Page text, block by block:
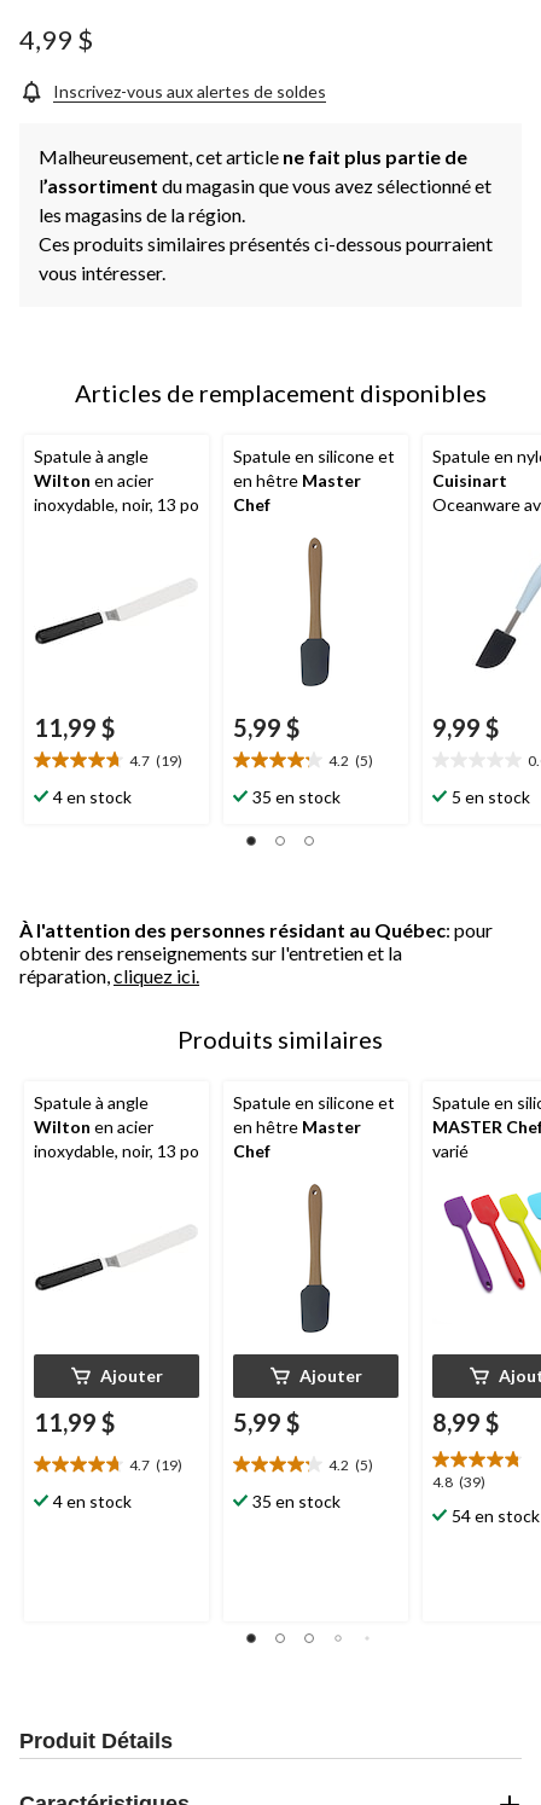
page.
4,99 $
Inscrivez-vous aux alertes de soldes
Malheureusement, cet article ne fait plus partie de
l’assortiment du magasin que vous avez sélectionné et
les magasins de la région.
Ces produits similaires présentés ci-dessous pourraient
vous intéresser.
Articles de remplacement disponibles
Spatule à angle
Wilton en acier
inoxydable, noir, 13 po
11,99 $
4.7 (19)
4.7
étoile(s)
4 en stock
Spatule en silicone et
en hêtre Master
Chef
5,99 $
4.2 (5)
4.2
étoile(s)
5.
35 en stock
Spatule en
Cuisinart
Oceanware
9,99 $
étoile(s)
5 en stock
À l'attention des personnes résidant au Québec: pour
obtenir des renseignements sur l'entretien et la
réparation, cliquez ici.
Produits similaires
Spatule à angle
Wilton en acier
inoxydable, noir, 13 po
Ajouter
11,99 $
4.7 (19)
4.7
étoile(s)
4 en stock
Spatule en silicone et
en hêtre Master
Chef
Ajouter
5,99 $
4.2 (5)
4.2
étoile(s)
35 en stock
Spatule en
MASTER
varié
8,99 $
4.8 (39)
4.8
étoile(s)
sur
54 en stock
Produit Détails